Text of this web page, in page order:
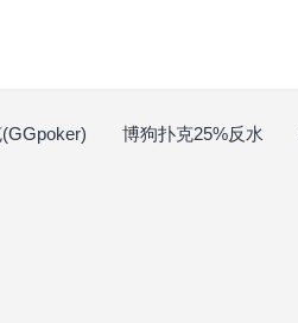
博狗扑克25%反水